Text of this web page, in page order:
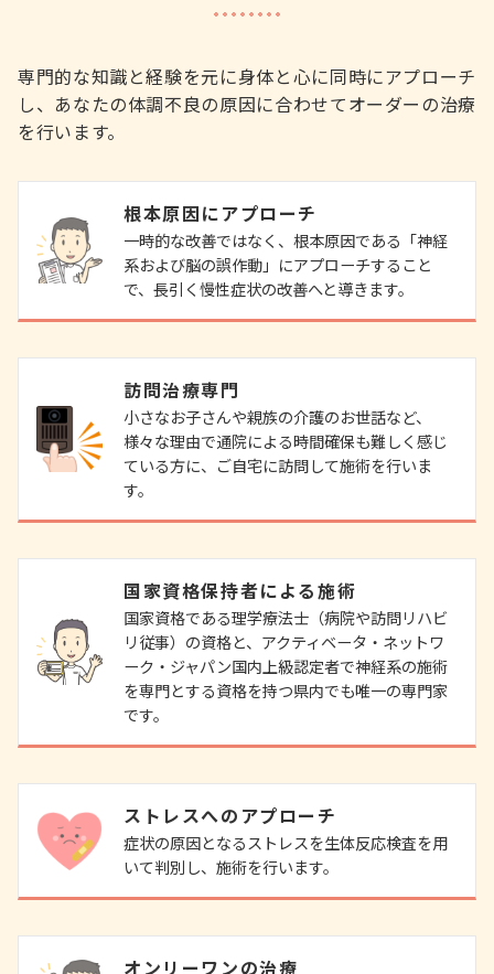
専門的な知識と経験を元に身体と心に同時にアプローチ
し、あなたの体調不良の原因に合わせてオーダーの治療
を行います。
根本原因にアプローチ
一時的な改善ではなく、根本原因である「神経
系および脳の誤作動」にアプローチすること
で、長引く慢性症状の改善へと導きます。
訪問治療専門
小さなお子さんや親族の介護のお世話など、
様々な理由で通院による時間確保も難しく感じ
ている方に、ご自宅に訪問して施術を行いま
す。
国家資格保持者による施術
国家資格である理学療法士（病院や訪問リハビ
リ従事）の資格と、アクティベータ・ネットワ
ーク・ジャパン国内上級認定者で神経系の施術
を専門とする資格を持つ県内でも唯一の専門家
です。
ストレスへのアプローチ
症状の原因となるストレスを生体反応検査を用
いて判別し、施術を行います。
オンリーワンの治療